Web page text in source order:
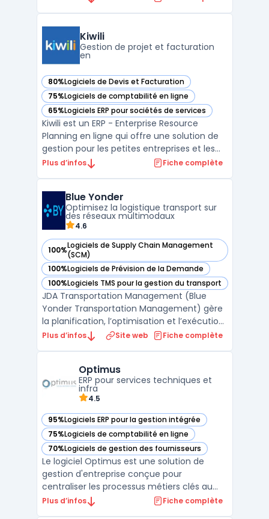
et WooCommerce. Avec erplain, vous
pouvez gére ...
Kiwili
Gestion de projet et facturation
en
80%Logiciels de Devis et Facturation
— voir Kiwili dans cette catégorie
75%Logiciels de comptabilité en ligne
— voir Kiwili dans cette catégorie
65%Logiciels ERP pour sociétés de services
— voir Kiwili dans cette catégorie
Kiwili est un ERP - Enterprise Resource
Planning en ligne qui offre une solution de
gestion pour les petites entreprises et les
travailleurs autonomes. Kiwili permet une
création de devis, la gestion de stock et la g
...
Plus d’infos Fiche complète
Blue Yonder
Optimisez la logistique transport sur
des réseaux multimodaux
4.6
100%Logiciels de Supply Chain Management
(SCM)
— voir Blue Yonder dans cette catégorie
100%Logiciels de Prévision de la Demande
— voir Blue Yonder dans cette catégorie
100%Logiciels TMS pour la gestion du transport
— voir Blue Yonder dans cette catégorie
JDA Transportation Management (Blue
Yonder Transportation Management) gère
la planification, l’optimisation et l’exécution
des transports dans des réseaux mondiaux
des contraintes de coûts, de disponibilité de
capacit ...
Plus d’infos Site web Fiche complète
Optimus
ERP pour services techniques et
infra
4.5
95%Logiciels ERP pour la gestion intégrée
— voir Optimus dans cette catégorie
75%Logiciels de comptabilité en ligne
— voir Optimus dans cette catégorie
70%Logiciels de gestion des fournisseurs
— voir Optimus dans cette catégorie
Le logiciel Optimus est une solution de
gestion d'entreprise conçue pour
centraliser les processus métiers clés au
sein d’une plateforme unique. Accessible
Plus d’infos Fiche complète